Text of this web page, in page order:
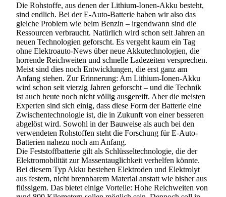
Die Rohstoffe, aus denen der Lithium-Ionen-Akku besteht,
sind endlich. Bei der E-Auto-Batterie haben wir also das
gleiche Problem wie beim Benzin – irgendwann sind die
Ressourcen verbraucht. Natürlich wird schon seit Jahren an
neuen Technologien geforscht. Es vergeht kaum ein Tag
ohne Elektroauto-News über neue Akkutechnologien, die
horrende Reichweiten und schnelle Ladezeiten versprechen.
Meist sind dies noch Entwicklungen, die erst ganz am
Anfang stehen. Zur Erinnerung: Am Lithium-Ionen-Akku
wird schon seit vierzig Jahren geforscht – und die Technik
ist auch heute noch nicht völlig ausgereift. Aber die meisten
Experten sind sich einig, dass diese Form der Batterie eine
Zwischentechnologie ist, die in Zukunft von einer besseren
abgelöst wird. Sowohl in der Bauweise als auch bei den
verwendeten Rohstoffen steht die Forschung für E-Auto-
Batterien nahezu noch am Anfang.
Die Feststoffbatterie gilt als Schlüsseltechnologie, die der
Elektromobilität zur Massentauglichkeit verhelfen könnte.
Bei diesem Typ Akku bestehen Elektroden und Elektrolyt
aus festem, nicht brennbarem Material anstatt wie bisher aus
flüssigem. Das bietet einige Vorteile: Hohe Reichweiten von